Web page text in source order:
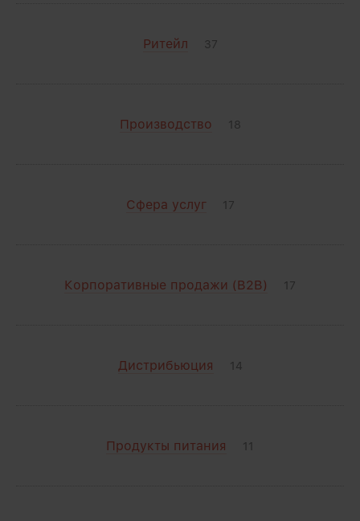
Ритейл 37
Производство 18
Сфера услуг 17
Корпоративные продажи (B2B) 17
Дистрибьюция 14
Продукты питания 11